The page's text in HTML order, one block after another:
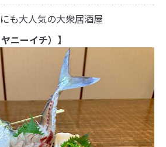
も大人気の大衆居酒屋
ニーイチ）】